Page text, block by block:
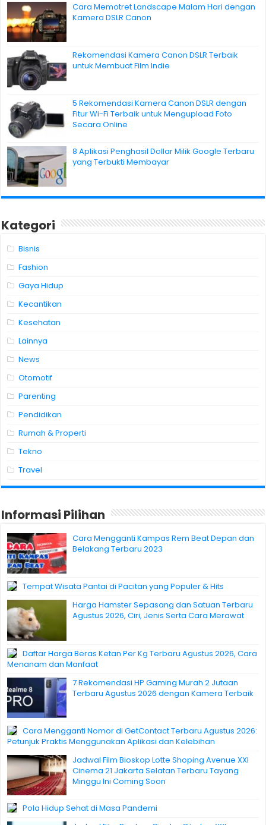
Cara Memotret Landscape Malam Hari dengan
Kamera DSLR Canon
Rekomendasi Kamera Canon DSLR Terbaik
untuk Membuat Film Indie
5 Rekomendasi Kamera Canon DSLR dengan
Fitur Wi-Fi Terbaik untuk Mengupload Foto
Secara Online
8 Aplikasi Penghasil Dollar Milik Google Terbaru
yang Terbukti Membayar
Kategori
Bisnis
Fashion
Gaya Hidup
Kecantikan
Kesehatan
Lainnya
News
Otomotif
Parenting
Pendidikan
Rumah & Properti
Tekno
Travel
Informasi Pilihan
Cara Mengganti Kampas Rem Beat Depan dan
Belakang Terbaru 2023
Tempat Wisata Pantai di Pacitan yang Populer & Hits
Harga Hamster Sepasang dan Satuan Terbaru
Agustus 2026, Ciri, Jenis Serta Cara Merawat
Daftar Harga Beras Ketan Per Kg Terbaru Agustus 2026, Cara
Menanam dan Manfaat
7 Rekomendasi HP Gaming Murah 2 Jutaan
Terbaru Agustus 2026 dengan Kamera Terbaik
Cara Mengganti Nomor di GetContact Terbaru Agustus 2026:
Petunjuk Praktis Menggunakan Aplikasi dan Kelebihan
Jadwal Film Bioskop Lotte Shoping Avenue XXI
Cinema 21 Jakarta Selatan Terbaru Tayang
Minggu Ini Coming Soon
Pola Hidup Sehat di Masa Pandemi